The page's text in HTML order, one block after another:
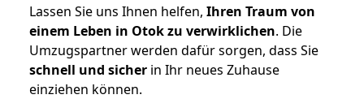
Lassen Sie uns Ihnen helfen, Ihren Traum von
einem Leben in Otok zu verwirklichen. Die
Umzugspartner werden dafür sorgen, dass Sie
schnell und sicher in Ihr neues Zuhause
einziehen können.